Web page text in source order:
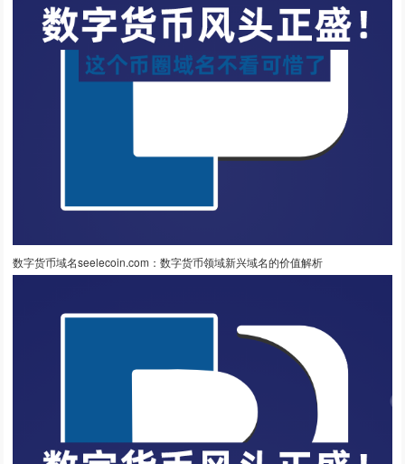
数字货币域名seelecoin.com：数字货币领域新兴域名的价值解析